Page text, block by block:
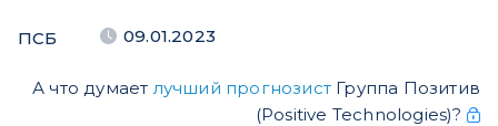
ПСБ 09.01.2023
А что думает лучший прогнозист Группа Позитив
(Positive Technologies)?